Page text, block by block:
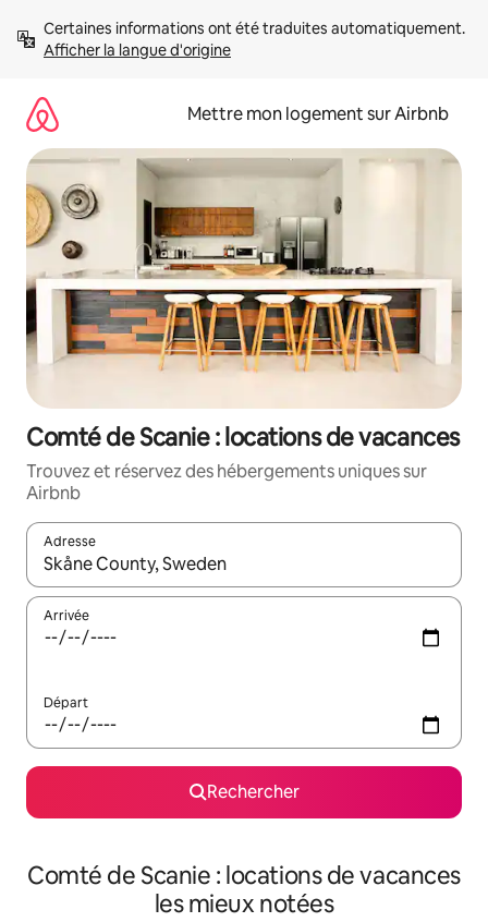
directement
Afficher la langue d'origine
Mettre mon logement sur Airbnb
Comté de Scanie : locations de vacances
Trouvez et réservez des hébergements uniques sur
Airbnb
Adresse
Lorsque les résultats s'affichent, utilisez les flèches vers le
Arrivée
Départ
Rechercher
Comté de Scanie : locations de vacances
les mieux notées